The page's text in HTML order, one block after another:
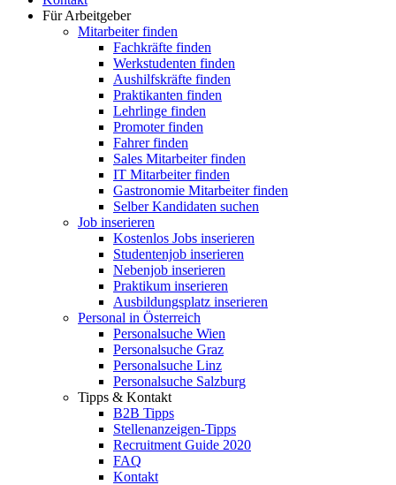
Für Arbeitgeber
Mitarbeiter finden
Fachkräfte finden
Werkstudenten finden
Aushilfskräfte finden
Praktikanten finden
Lehrlinge finden
Promoter finden
Fahrer finden
Sales Mitarbeiter finden
IT Mitarbeiter finden
Gastronomie Mitarbeiter finden
Selber Kandidaten suchen
Job inserieren
Kostenlos Jobs inserieren
Studentenjob inserieren
Nebenjob inserieren
Praktikum inserieren
Ausbildungsplatz inserieren
Personal in Österreich
Personalsuche Wien
Personalsuche Graz
Personalsuche Linz
Personalsuche Salzburg
Tipps & Kontakt
B2B Tipps
Stellenanzeigen-Tipps
Recruitment Guide 2020
FAQ
Kontakt